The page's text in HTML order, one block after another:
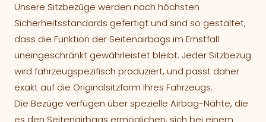
Unsere Sitzbezüge werden nach höchsten
Sicherheitsstandards gefertigt und sind so gestaltet,
dass die Funktion der Seitenairbags im Ernstfall
uneingeschränkt gewährleistet bleibt. Jeder Sitzbezug
wird fahrzeugspezifisch produziert, und passt daher
exakt auf die Originalsitzform Ihres Fahrzeugs.
Die Bezüge verfügen über spezielle Airbag-Nähte, die
es den Seitenairbags ermöglichen, sich bei einem